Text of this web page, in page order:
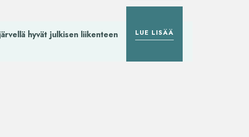
hyvät julkisen liikenteen
LUE LISÄÄ